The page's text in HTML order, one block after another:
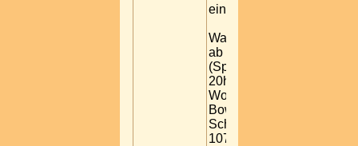
eingeladen =)
Wann: 27.01.2006
ab 20 Uhr
(Spielbeginn ab
20h30)
Wo: Brunswick
Bowlinghalle,
Schuhmanngasse
107, 1170 Wien